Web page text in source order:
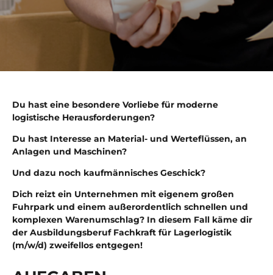
Du hast eine besondere Vorliebe für moderne
logistische Herausforderungen?
Du hast Interesse an Material- und Werteflüssen, an
Anlagen und Maschinen?
Und dazu noch kaufmännisches Geschick?
Dich reizt ein Unternehmen mit eigenem großen
Fuhrpark und einem außerordentlich schnellen und
komplexen Warenumschlag? In diesem Fall käme dir
der Ausbildungsberuf Fachkraft für Lagerlogistik
(m/w/d) zweifellos entgegen!